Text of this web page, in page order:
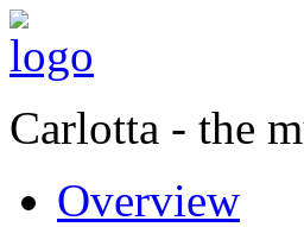
Carlotta - the
Overview